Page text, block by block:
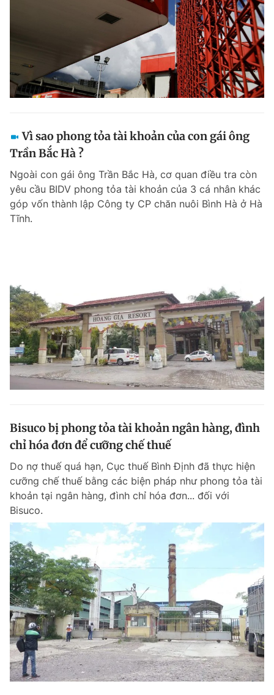
Vì sao phong tỏa tài khoản của con gái ông
Trần Bắc Hà ?
Ngoài con gái ông Trần Bắc Hà, cơ quan điều tra còn
yêu cầu BIDV phong tỏa tài khoản của 3 cá nhân khác
góp vốn thành lập Công ty CP chăn nuôi Bình Hà ở Hà
Tĩnh.
Bisuco bị phong tỏa tài khoản ngân hàng, đình
chỉ hóa đơn để cưỡng chế thuế
Do nợ thuế quá hạn, Cục thuế Bình Định đã thực hiện
cưỡng chế thuế bằng các biện pháp như phong tỏa tài
khoản tại ngân hàng, đình chỉ hóa đơn... đối với
Bisuco.